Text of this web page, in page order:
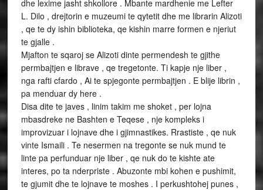
dhe lexime jasht shkollore . Mbante mardhenie me Lefter
L. Dilo , drejtorin e muzeumi te qytetit dhe me librarin Alizoti
, qe te dy ishin biblioteka, qe kishin marre formen e njeriut
te gjalle .
Mjafton te sqaroj se Alizoti dinte permendesh te gjithe
permbajtjen e librave , qe tregetonte. Ti kapje nje liber ,
nga rafti cfardo , Ai te spjegonte permbajtjen . E blije librin ,
pa menduar dy here .
Disa dite te javes , linim takim me shoket , per lojna
mbasdreke ne Bashten e Teqese , nje kompleks i
improvizuar i lojnave dhe i gjimnastikes. Rrastiste , qe nuk
vinte Ismaili . Te nesermen na tregonte se nuk mund te
linte pa perfunduar nje liber , qe nuk do te kishte ate
interes, po ta nderpriste . Abuzonte mbi kohen e pushimit,
te gjumit dhe te lojnave te moshes . I perkushtohej punes ,